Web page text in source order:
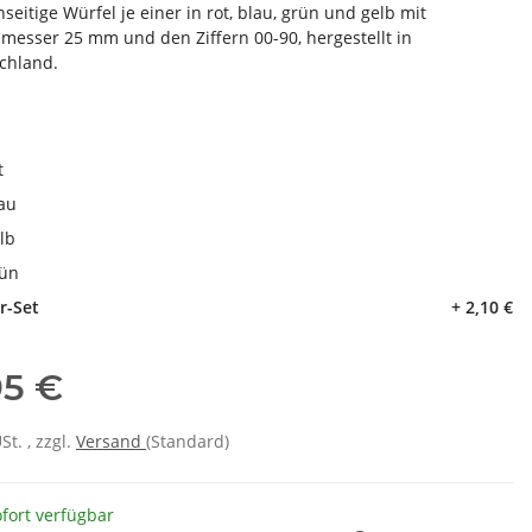
Würfel je einer in rot, blau, grün und gelb mit
25 mm und den Ziffern 00-90, hergestellt in
Set
+ 2,10 €
€
, zzgl. Versand (Standard)
verfügbar